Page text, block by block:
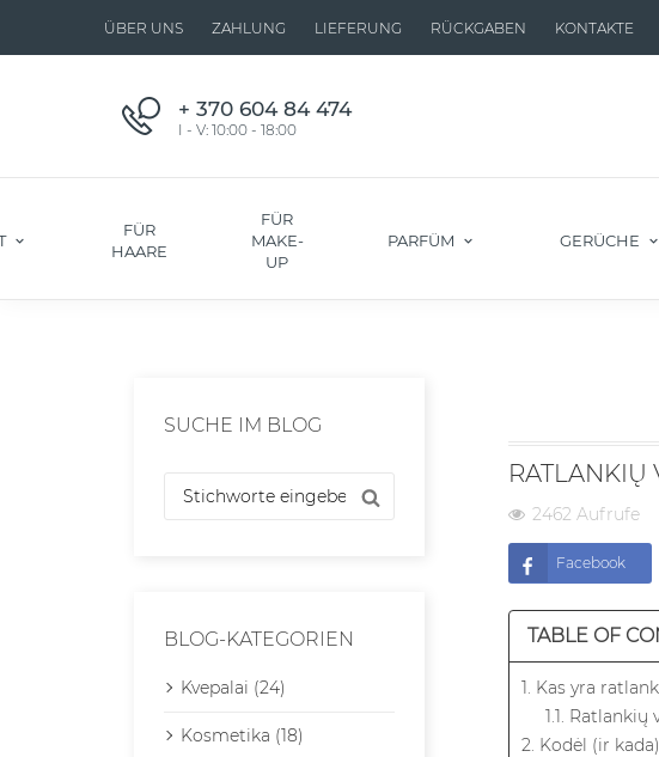
ÜBER UNS ZAHLUNG LIEFERUNG RÜCKGABEN KONTAKTE
+ 370 604 84 474
I - V: 10:00 - 18:00
FÜR
HAARE
FÜR
MAKE-
UP
PARFÜM GERÜCHE
SUCHE IM BLOG
BLOG-KATEGORIEN
Kvepalai (24)
Kosmetika (18)
RATLANKIŲ
2462 Aufrufe
Facebook
TABLE OF
1. Kas yra
1.1.
2. Kodėl (ir